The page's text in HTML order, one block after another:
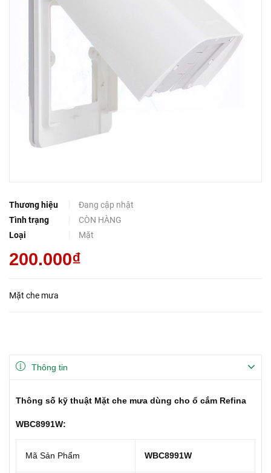
Thương hiệu
Đang cập nhật
Tình trạng
CÒN HÀNG
Loại
Mặt
200.000₫
Mặt che mưa
Thông tin
Thông số kỹ thuật Mặt che mưa dùng cho ổ cắm Refina
WBC8991W:
Mã Sản Phẩm WBC8991W